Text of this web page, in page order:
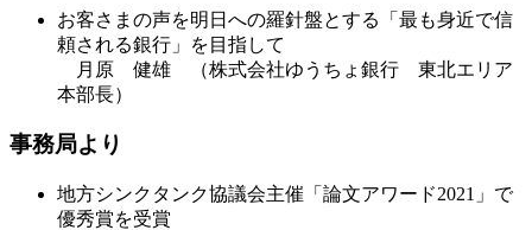
お客さまの声を明日への羅針盤とする「最も身近で信
頼される銀行」を目指して
月原 健雄 （株式会社ゆうちょ銀行 東北エリア
本部長）
事務局より
地方シンクタンク協議会主催「論文アワード2021」で
優秀賞を受賞